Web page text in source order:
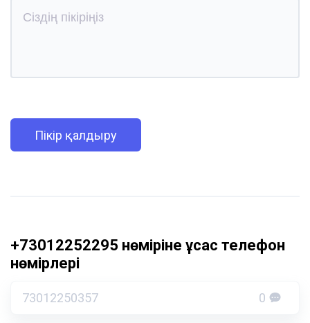
Пікір қалдыру
+73012252295 нөміріне ұқсас телефон
нөмірлері
73012250357 0